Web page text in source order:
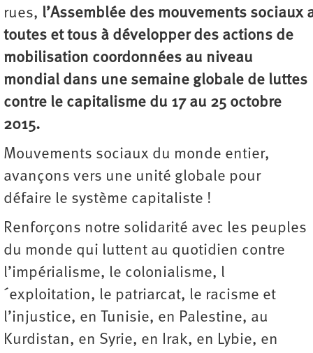
rues, l’Assemblée des mouvements sociaux
toutes et tous à développer des actions de
mobilisation coordonnées au niveau
mondial dans une semaine globale de luttes
contre le capitalisme du 17 au 25 octobre
2015.
Mouvements sociaux du monde entier,
avançons vers une unité globale pour
défaire le système capitaliste !
Renforçons notre solidarité avec les peuples
du monde qui luttent au quotidien contre
l’impérialisme, le colonialisme, l
´exploitation, le patriarcat, le racisme et
l’injustice, en Tunisie, en Palestine, au
Kurdistan, en Syrie, en Irak, en Lybie, en